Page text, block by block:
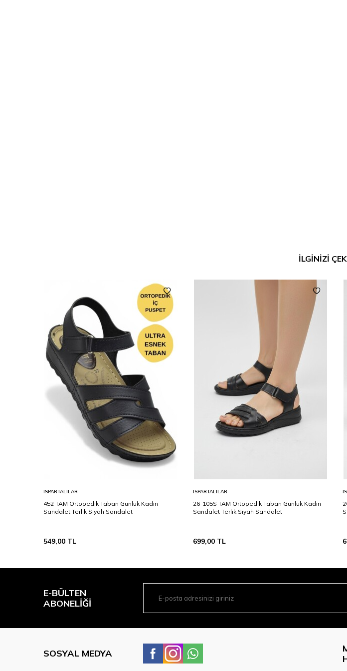
İLGİNİZİ
ISPARTALILAR
452 TAM Ortopedik Taban Günlük Kadın
Sandalet Terlik Siyah Sandalet
549,00 TL
ISPARTALILAR
26-105S TAM Ortopedik Taban Günlük Kadın
Sandalet Terlik Siyah Sandalet
699,00 TL
E-BÜLTEN
ABONELIĞI
SOSYAL MEDYA